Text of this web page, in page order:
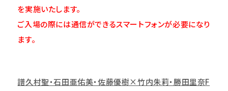
を実施いたします。
ご入場の際には通信ができるスマートフォンが必要になり
ます。
譜久村聖・石田亜佑美・佐藤優樹×竹内朱莉・勝田里奈F